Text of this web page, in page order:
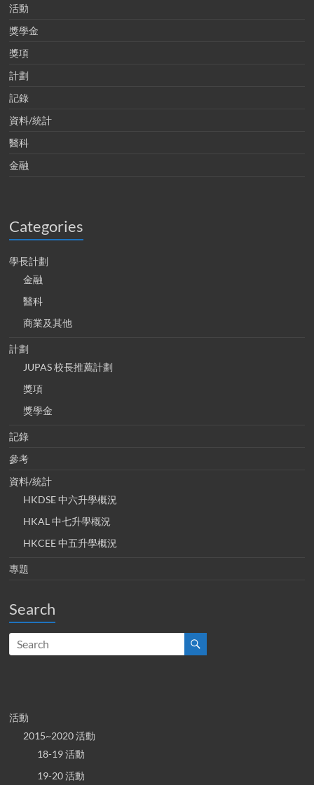
活動
獎學金
獎項
計劃
記錄
資料/統計
醫科
金融
Categories
學長計劃
金融
醫科
商業及其他
計劃
JUPAS 校長推薦計劃
獎項
獎學金
記錄
參考
資料/統計
HKDSE 中六升學概況
HKAL 中七升學概況
HKCEE 中五升學概況
專題
Search
活動
2015~2020 活動
18-19 活動
19-20 活動